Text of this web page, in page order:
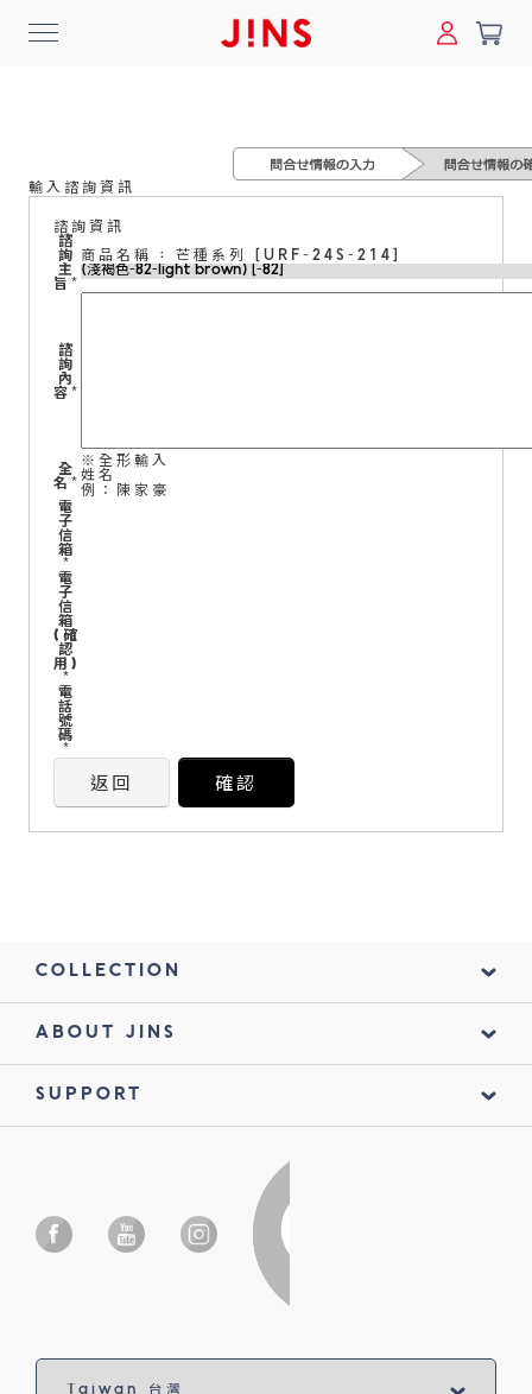
最新消息
商品系列
線上商城
Online Shop
鏡片說明
Lens
常見問題
FAQ
0
輸入諮詢資訊
諮詢資訊
諮
詢
主
旨 *
商品名稱 : 芒種系列 [URF-24S-214]
諮
詢
內
容 *
全
名 *
※全形輸入
姓名
例：陳家豪
電
子
信
箱
*
電
子
信
箱
(確
認
用)
*
電
話
號
碼
*
返回 確認
COLLECTION
ABOUT JINS
SUPPORT